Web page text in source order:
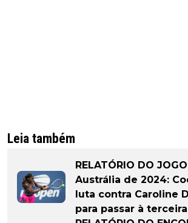
Leia também
RELATÓRIO DO
Austrália de 2024:
luta contra Caroline
para passar à